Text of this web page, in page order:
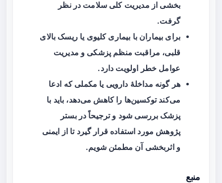
بخشی از مدیریت کلی سلامت در نظر
گرفت.
برای بیماران با بیماری کلیوی یا ریسک بالای
قلبی، مراقبت منظم پزشکی و مدیریت
عوامل خطر اولویت دارد.
هر گونه مداخلهٔ دارویی یا مکملی که ادعا
می‌کند توکسین‌ها را کاهش می‌دهد، باید با
پزشک بررسی شود و ترجیحاً در بستر
پژوهش مورد استفاده قرار گیرد تا از ایمنی
و اثربخشی آن مطمئن شویم.
منبع